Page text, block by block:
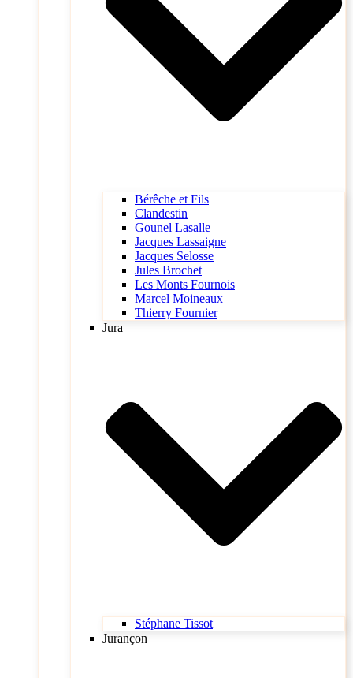
Bérêche et Fils
Clandestin
Gounel Lasalle
Jacques Lassaigne
Jacques Selosse
Jules Brochet
Les Monts Fournois
Marcel Moineaux
Thierry Fournier
Jura
Stéphane Tissot
Jurançon